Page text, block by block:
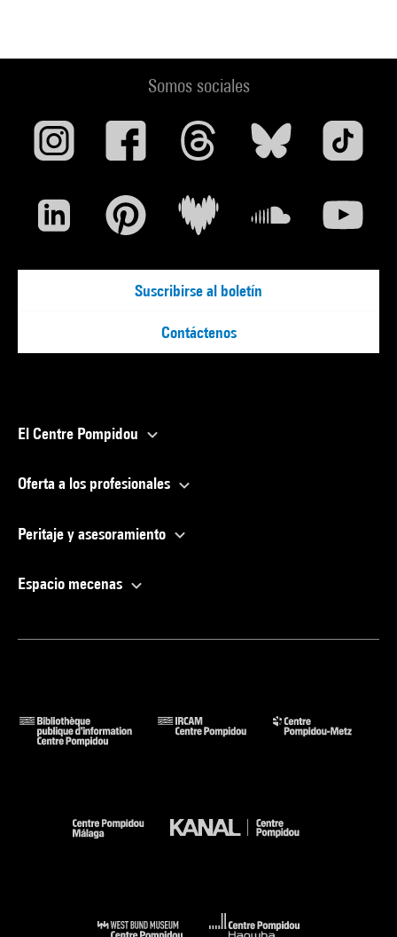
Somos sociales
Suscribirse al boletín
Contáctenos
El Centre Pompidou
Oferta a los profesionales
Peritaje y asesoramiento
Espacio mecenas